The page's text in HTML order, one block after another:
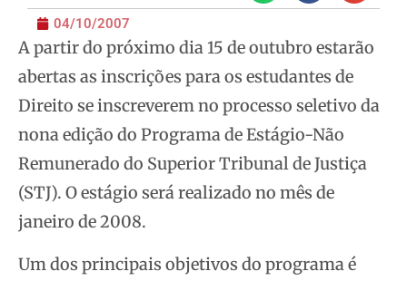
04/10/2007
A partir do próximo dia 15 de outubro estarão
abertas as inscrições para os estudantes de
Direito se inscreverem no processo seletivo da
nona edição do Programa de Estágio-Não
Remunerado do Superior Tribunal de Justiça
(STJ). O estágio será realizado no mês de
janeiro de 2008.
Um dos principais objetivos do programa é